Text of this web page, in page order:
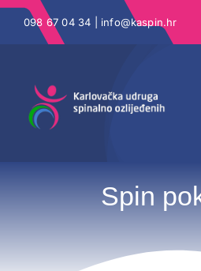
Skip
098 67 04 34 | info@kaspin.hr
Spin